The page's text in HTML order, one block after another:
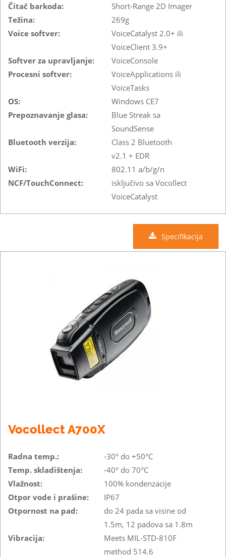
Čitač barkoda:
Short-Range 2D Imager
Težina:
269g
Voice softver:
VoiceCatalyst 2.0+ ili
VoiceClient 3.9+
Softver za upravljanje:
VoiceConsole
Procesni softver:
VoiceApplications ili
VoiceTasks
OS:
Windows CE7
Prepoznavanje glasa:
Blue Streak sa
SoundSense
Bluetooth verzija:
Class 2 Bluetooth
v2.1 + EDR
WiFi:
802.11 a/b/g/n
NCF/TouchConnect:
isključivo sa Vocollect
VoiceCatalyst
Specifikacija
Vocollect A700X
Radna temp.:
-30° do +50°C
Temp. skladištenja:
-40° do 70°C
Vlažnost:
100% kondenzacije
Otpor vode i prašine:
IP67
Otpornost na pad:
do 24 pada sa visine od
1.5m, 12 padova sa 1.8m
Vibracija:
Meets MIL-STD-810F
method 514.6